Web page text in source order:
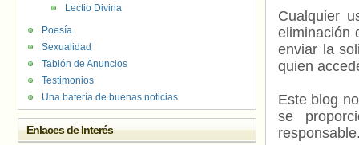
Cualquier
eliminación
enviar la
quien
Este blog
se
Lectio Divina
Poesía
Sexualidad
Tablón de Anuncios
Testimonios
Una batería de buenas noticias
Enlaces de Interés